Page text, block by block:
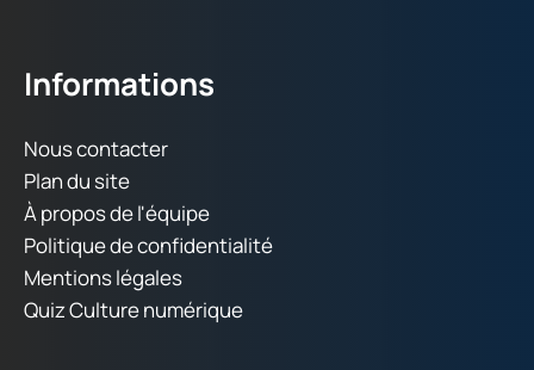
Informations
Nous contacter
Plan du site
À propos de l'équipe
Politique de confidentialité
Mentions légales
Quiz Culture numérique